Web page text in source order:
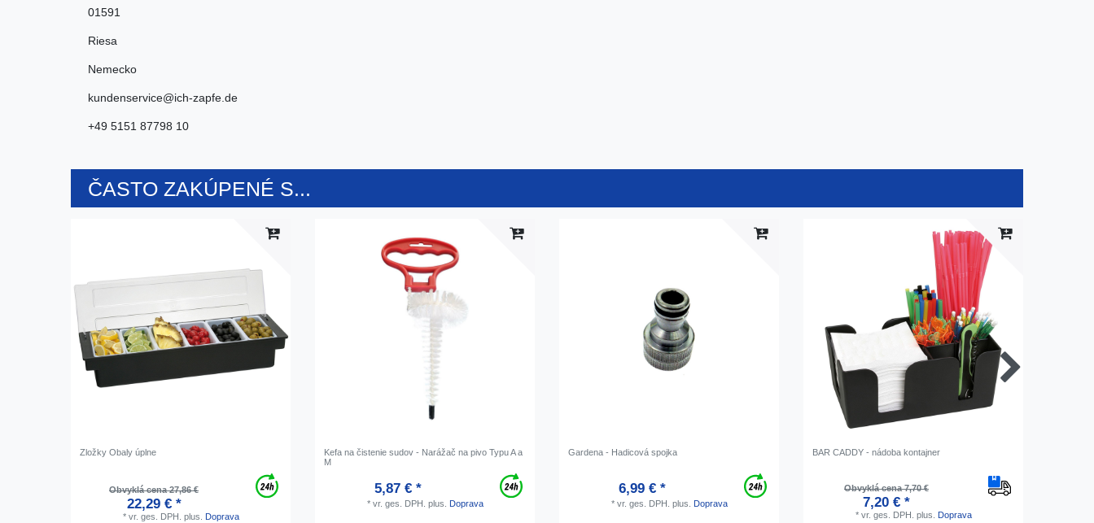
01591
Riesa
Nemecko
kundenservice@ich-zapfe.de
+49 5151 87798 10
ČASTO ZAKÚPENÉ S...
Zložky Obaly úplne
Obvyklá cena 27,86 €
22,29 € *
* vr. ges. DPH. plus. Doprava
Kefa na čistenie sudov - Narážač na pivo Typu A a
M
5,87 € *
* vr. ges. DPH. plus. Doprava
Gardena - Hadicová spojka
6,99 € *
* vr. ges. DPH. plus. Doprava
BAR CADDY - nádoba kontajner
Obvyklá cena 7,70 €
7,20 € *
* vr. ges. DPH. plus. Doprava